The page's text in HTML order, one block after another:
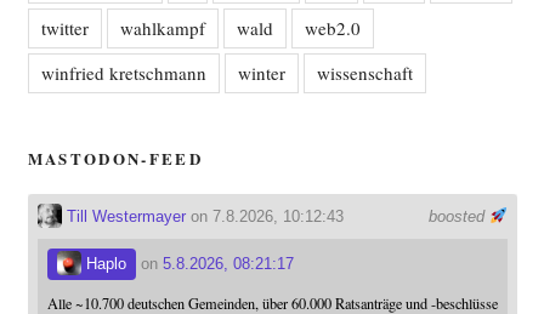
twitter wahlkampf wald
web2.0
winfried kretschmann
winter wissenschaft
MASTODON-FEED
boosted
Till Westermayeron 7.8.2026, 10:12:43
Haplo on 5.8.2026, 08:21:17
Alle ~10.700 deutschen Gemeinden, über 60.000 Ratsanträge und -beschlüsse